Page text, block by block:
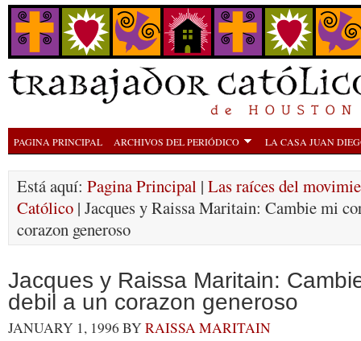
PAGINA PRINCIPAL ARCHIVOS DEL PERIÓDICO LA CASA JUAN
Está aquí: Pagina Principal | Las raíces del
Católico | Jacques y Raissa Maritain: Cambie mi
corazon generoso
Jacques y Raissa Maritain:
debil a un corazon generoso
JANUARY 1, 1996BYRAISSA MARITAIN